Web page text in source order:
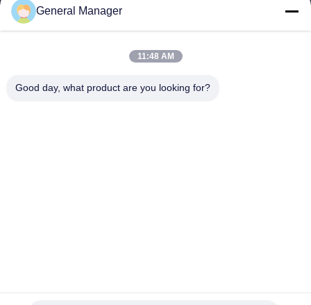
Επικοινωνήστε μαζί μας
Διεύθυνση: Οδός Xingfu Δήμος Licheng Πόλη Jinan, επαρχία
General Manager
11:48 AM
Good day, what product are you looking for?